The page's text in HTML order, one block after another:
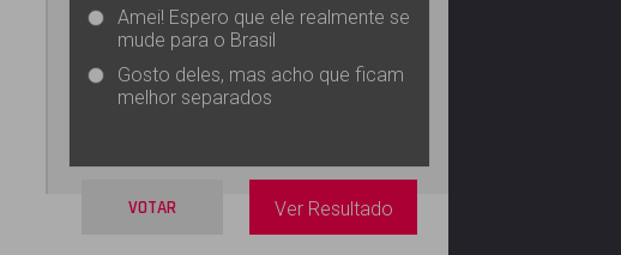
Amei! Espero que ele realmente se
mude para o Brasil
Gosto deles, mas acho que ficam
melhor separados
VOTAR Ver Resultado